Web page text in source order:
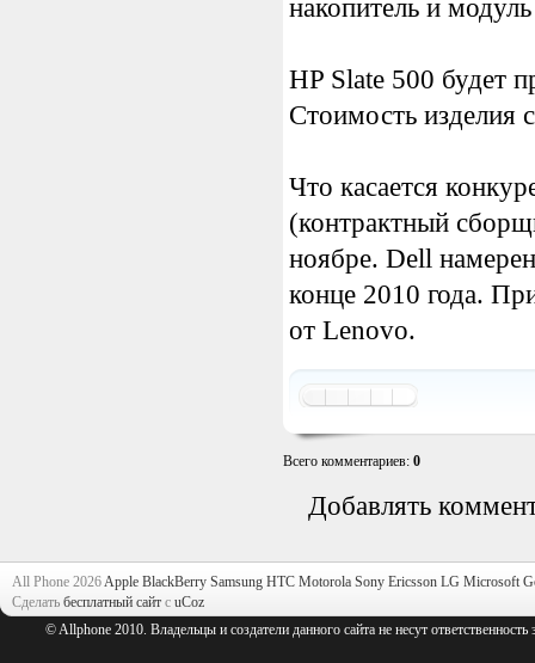
накопитель и
HP Slate 500 будет
Стоимость изделия
Что касается
(контрактный
ноябре. Dell
конце 2010 года.
от Lenovo.
Всего комментариев: 0
Добавлять
All Phone 2026Apple BlackBerry Samsung HTC Motorola Sony Ericsson LG Microsoft
Сделать бесплатный сайт с uCoz
© Allphone 2010. Владельцы и создатели данного сайта не несут